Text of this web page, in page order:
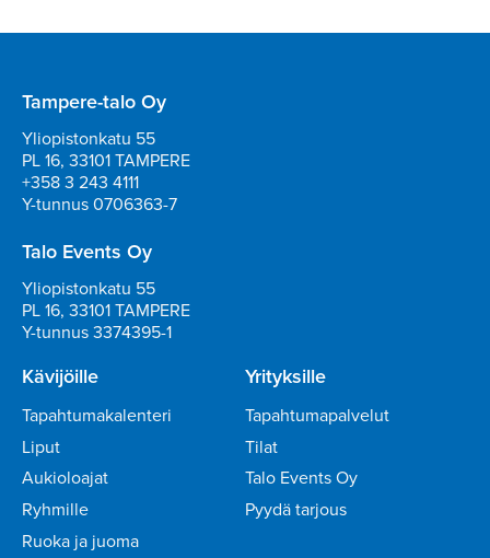
Tampere-talo Oy
Yliopistonkatu 55
PL 16, 33101 TAMPERE
+358 3 243 4111
Y-tunnus 0706363-7
Talo Events Oy
Yliopistonkatu 55
PL 16, 33101 TAMPERE
Y-tunnus 3374395-1
Kävijöille
Tapahtumakalenteri
Liput
Aukioloajat
Ryhmille
Ruoka ja juoma
Yrityksille
Tapahtumapalvelut
Tilat
Talo Events Oy
Pyydä tarjous